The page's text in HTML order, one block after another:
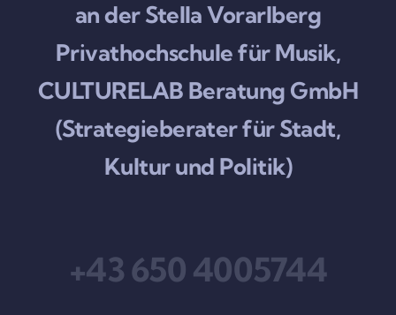
an der Stella Vorarlberg
Privathochschule für Musik,
CULTURELAB Beratung GmbH
(Strategieberater für Stadt,
Kultur und Politik)
+43 650 4005744